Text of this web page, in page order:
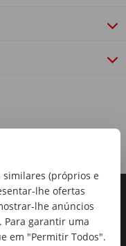
(próprios e
lhe ofertas
lhe anúncios
Para garantir uma
em "Permitir Todos".